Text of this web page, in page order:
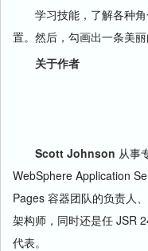
学习技能，了解各种角
置。然后，勾画出一条美丽
关于作者
Scott Johnson 从事
WebSphere Application
Pages 容器团队的负责人
架构师，同时还是任 JSR
代表。